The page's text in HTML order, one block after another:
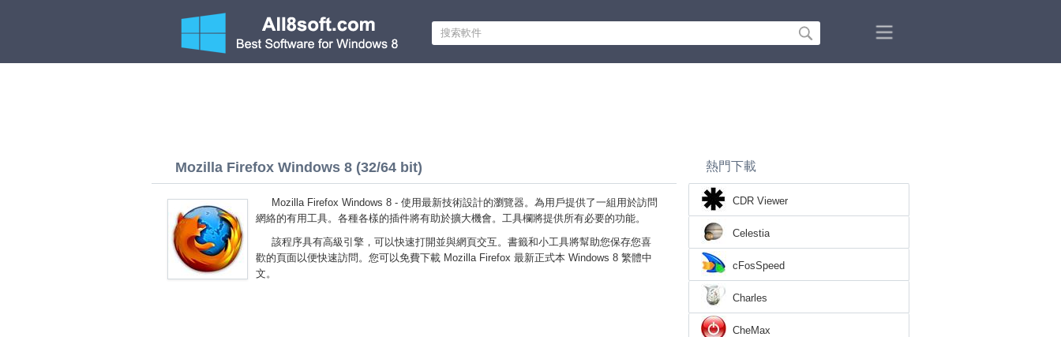
Mozilla Firefox Windows 8 (32/64 bit)
Mozilla Firefox Windows 8 - 使用最新技術設計的瀏覽器。為用戶提供了一組用於訪問
網絡的有用工具。各種各樣的插件將有助於擴大機會。工具欄將提供所有必要的功能。
該程序具有高級引擎，可以快速打開並與網頁交互。書籤和小工具將幫助您保存您喜
歡的頁面以便快速訪問。您可以免費下載 Mozilla Firefox 最新正式本 Windows 8 繁體中
文。
熱門下載
CDR Viewer
Celestia
cFosSpeed
Charles
CheMax